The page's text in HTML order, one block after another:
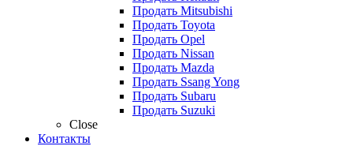
Продать Mitsubishi
Продать Toyota
Продать Opel
Продать Nissan
Продать Mazda
Продать Ssang Yong
Продать Subaru
Продать Suzuki
Close
Контакты